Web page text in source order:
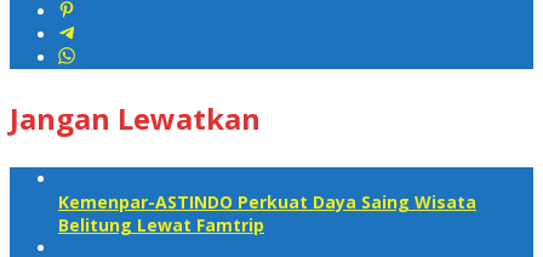
Jangan Lewatkan
Kemenpar-ASTINDO Perkuat Daya Saing Wisata
Belitung Lewat Famtrip